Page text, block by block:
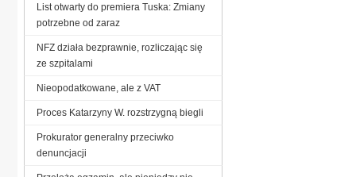
List otwarty do premiera Tuska: Zmiany
potrzebne od zaraz
NFZ działa bezprawnie, rozliczając się
ze szpitalami
Nieopodatkowane, ale z VAT
Proces Katarzyny W. rozstrzygną biegli
Prokurator generalny przeciwko
denuncjacji